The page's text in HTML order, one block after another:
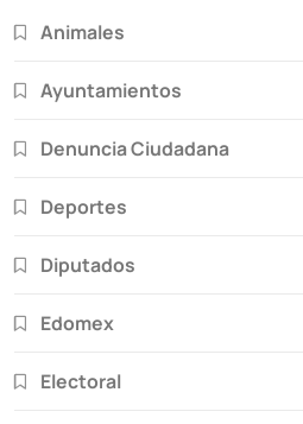
Animales
Ayuntamientos
Denuncia Ciudadana
Deportes
Diputados
Edomex
Electoral